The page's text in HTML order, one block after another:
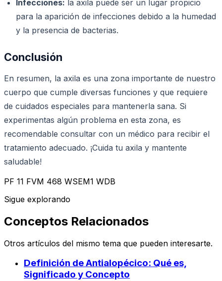
Infecciones: la axila puede ser un lugar propicio
para la aparición de infecciones debido a la humedad
y la presencia de bacterias.
Conclusión
En resumen, la axila es una zona importante de nuestro
cuerpo que cumple diversas funciones y que requiere
de cuidados especiales para mantenerla sana. Si
experimentas algún problema en esta zona, es
recomendable consultar con un médico para recibir el
tratamiento adecuado. ¡Cuida tu axila y mantente
saludable!
PF 11 FVM 468 WSEM1 WDB
Sigue explorando
Conceptos Relacionados
Otros artículos del mismo tema que pueden interesarte.
Definición de Antialopécico: Qué es,
Significado y Concepto